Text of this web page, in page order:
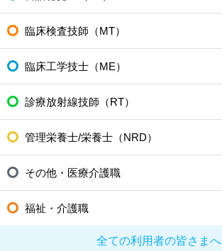
臨床検査技師（MT）
臨床工学技士（ME）
診療放射線技師（RT）
管理栄養士/栄養士（NRD）
その他・医療介護職
福祉・介護職
全ての利用者の皆さまへ